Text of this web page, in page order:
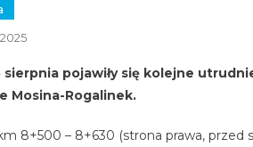
sierpnia pojawiły się kolejne
Mosina-Rogalinek.
8+500 – 8+630 (strona prawa, przed